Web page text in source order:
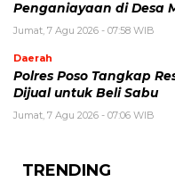
Penganiayaan di Desa
Jumat, 7 Agu 2026 - 07:58 WIB
Daerah
Polres Poso Tangkap
Dijual untuk Beli Sabu
Jumat, 7 Agu 2026 - 07:06 WIB
TRENDING